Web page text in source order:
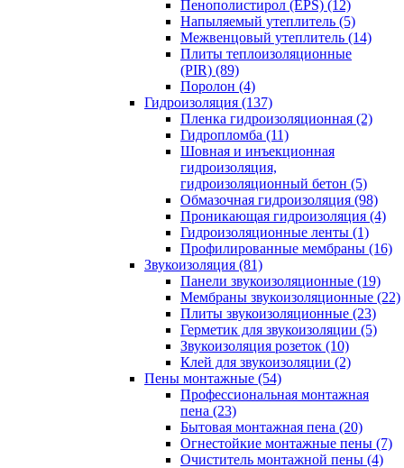
Пенополистирол (EPS) (12)
Напыляемый утеплитель (5)
Межвенцовый утеплитель (14)
Плиты теплоизоляционные
(PIR) (89)
Поролон (4)
Гидроизоляция (137)
Пленка гидроизоляционная (2)
Гидропломба (11)
Шовная и инъекционная
гидроизоляция,
гидроизоляционный бетон (5)
Обмазочная гидроизоляция (98)
Проникающая гидроизоляция (4)
Гидроизоляционные ленты (1)
Профилированные мембраны (16)
Звукоизоляция (81)
Панели звукоизоляционные (19)
Мембраны звукоизоляционные (22)
Плиты звукоизоляционные (23)
Герметик для звукоизоляции (5)
Звукоизоляция розеток (10)
Клей для звукоизоляции (2)
Пены монтажные (54)
Профессиональная монтажная
пена (23)
Бытовая монтажная пена (20)
Огнестойкие монтажные пены (7)
Очиститель монтажной пены (4)